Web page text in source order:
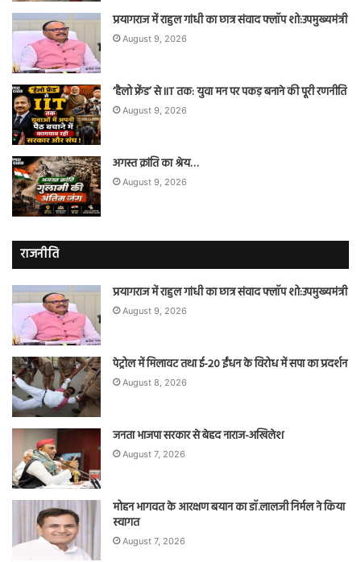
प्रयागराज में राहुल गांधी का छात्र संवाद फ्लॉप शो:उपमुख्यमंत्री
August 9, 2026
‘हैलो फ्रेंड’ से IIT तक: युवा मन पर पकड़ बनाने की पूरी रणनीति
August 9, 2026
अगस्त क्रांति का श्रेय…
August 9, 2026
राजनीति
प्रयागराज में राहुल गांधी का छात्र संवाद फ्लॉप शो:उपमुख्यमंत्री
August 9, 2026
पेट्रोल में मिलावट तथा ई-20 ईंधन के विरोध में सपा का प्रदर्शन
August 8, 2026
जनता भाजपा सरकार से बेहद नाराज-अखिलेश
August 7, 2026
मोहन भागवत के आरक्षण बयान का डॉ.लालजी निर्मल ने किया
स्वागत
August 7, 2026